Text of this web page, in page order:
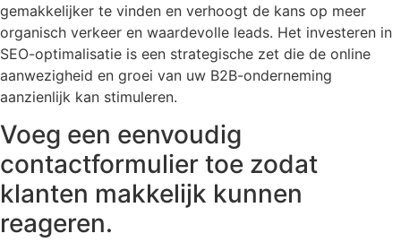
gemakkelijker te vinden en verhoogt de kans op meer
organisch verkeer en waardevolle leads. Het investeren in
SEO-optimalisatie is een strategische zet die de online
aanwezigheid en groei van uw B2B-onderneming
aanzienlijk kan stimuleren.
Voeg een eenvoudig
contactformulier toe zodat
klanten makkelijk kunnen
reageren.